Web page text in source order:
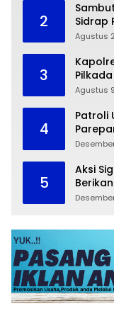
2
Sidrap
Zona 5
Agustus
3
Agustus
4
Patroli
5
Aksi